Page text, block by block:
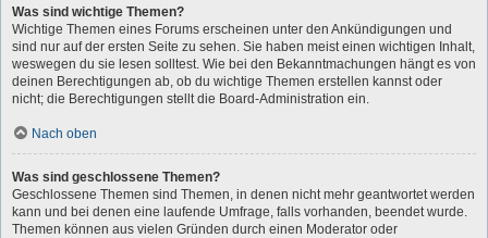
Was sind wichtige Themen?
Wichtige Themen eines Forums erscheinen unter den Ankündigungen und
sind nur auf der ersten Seite zu sehen. Sie haben meist einen wichtigen Inhalt,
weswegen du sie lesen solltest. Wie bei den Bekanntmachungen hängt es von
deinen Berechtigungen ab, ob du wichtige Themen erstellen kannst oder
nicht; die Berechtigungen stellt die Board-Administration ein.
Nach oben
Was sind geschlossene Themen?
Geschlossene Themen sind Themen, in denen nicht mehr geantwortet werden
kann und bei denen eine laufende Umfrage, falls vorhanden, beendet wurde.
Themen können aus vielen Gründen durch einen Moderator oder